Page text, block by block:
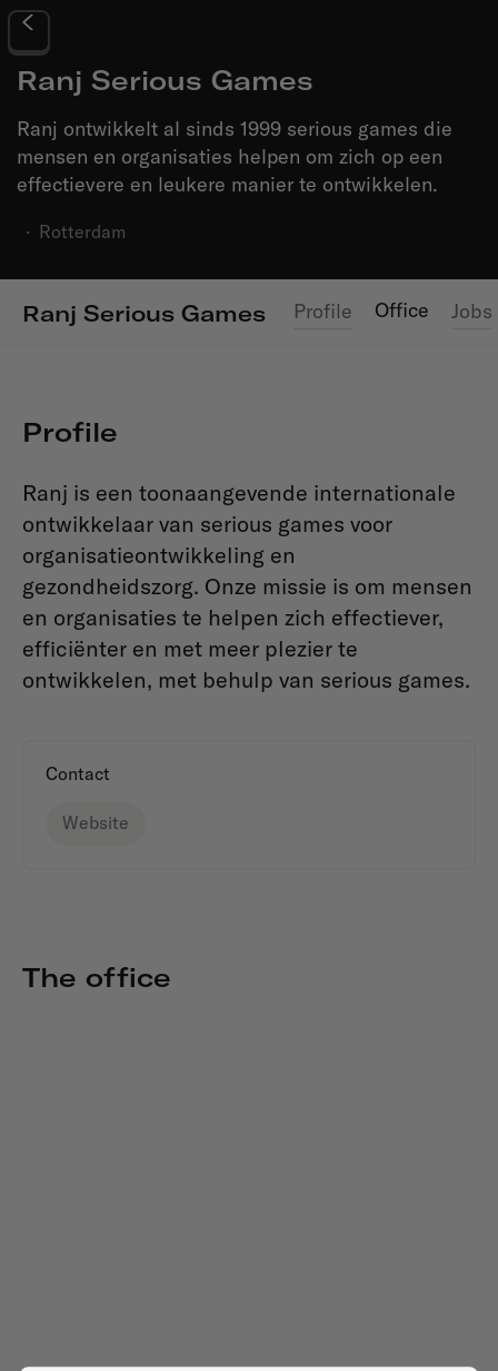
Ranj Serious Games
Ranj ontwikkelt al sinds 1999 serious games die
mensen en organisaties helpen om zich op een
effectievere en leukere manier te ontwikkelen.
· Rotterdam
Ranj Serious Games Profile Office Jobs
Profile
Ranj is een toonaangevende internationale
ontwikkelaar van serious games voor
organisatieontwikkeling en
gezondheidszorg. Onze missie is om mensen
en organisaties te helpen zich effectiever,
efficiënter en met meer plezier te
ontwikkelen, met behulp van serious games.
Contact
Website
The office